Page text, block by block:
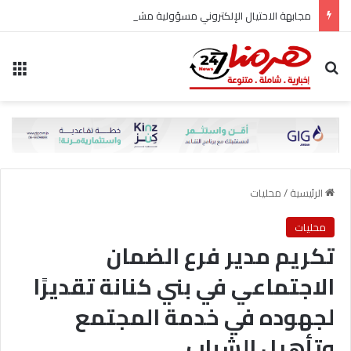
مجابهة الاحتيال الإلكتروني مسؤولية مشتركة
بحث عن
الرئيسية/محليات
محليات
تكريم مدير فرع الضمان
الاجتماعي في بني كنانة تقديرًا
لجهوده في خدمة المجتمع